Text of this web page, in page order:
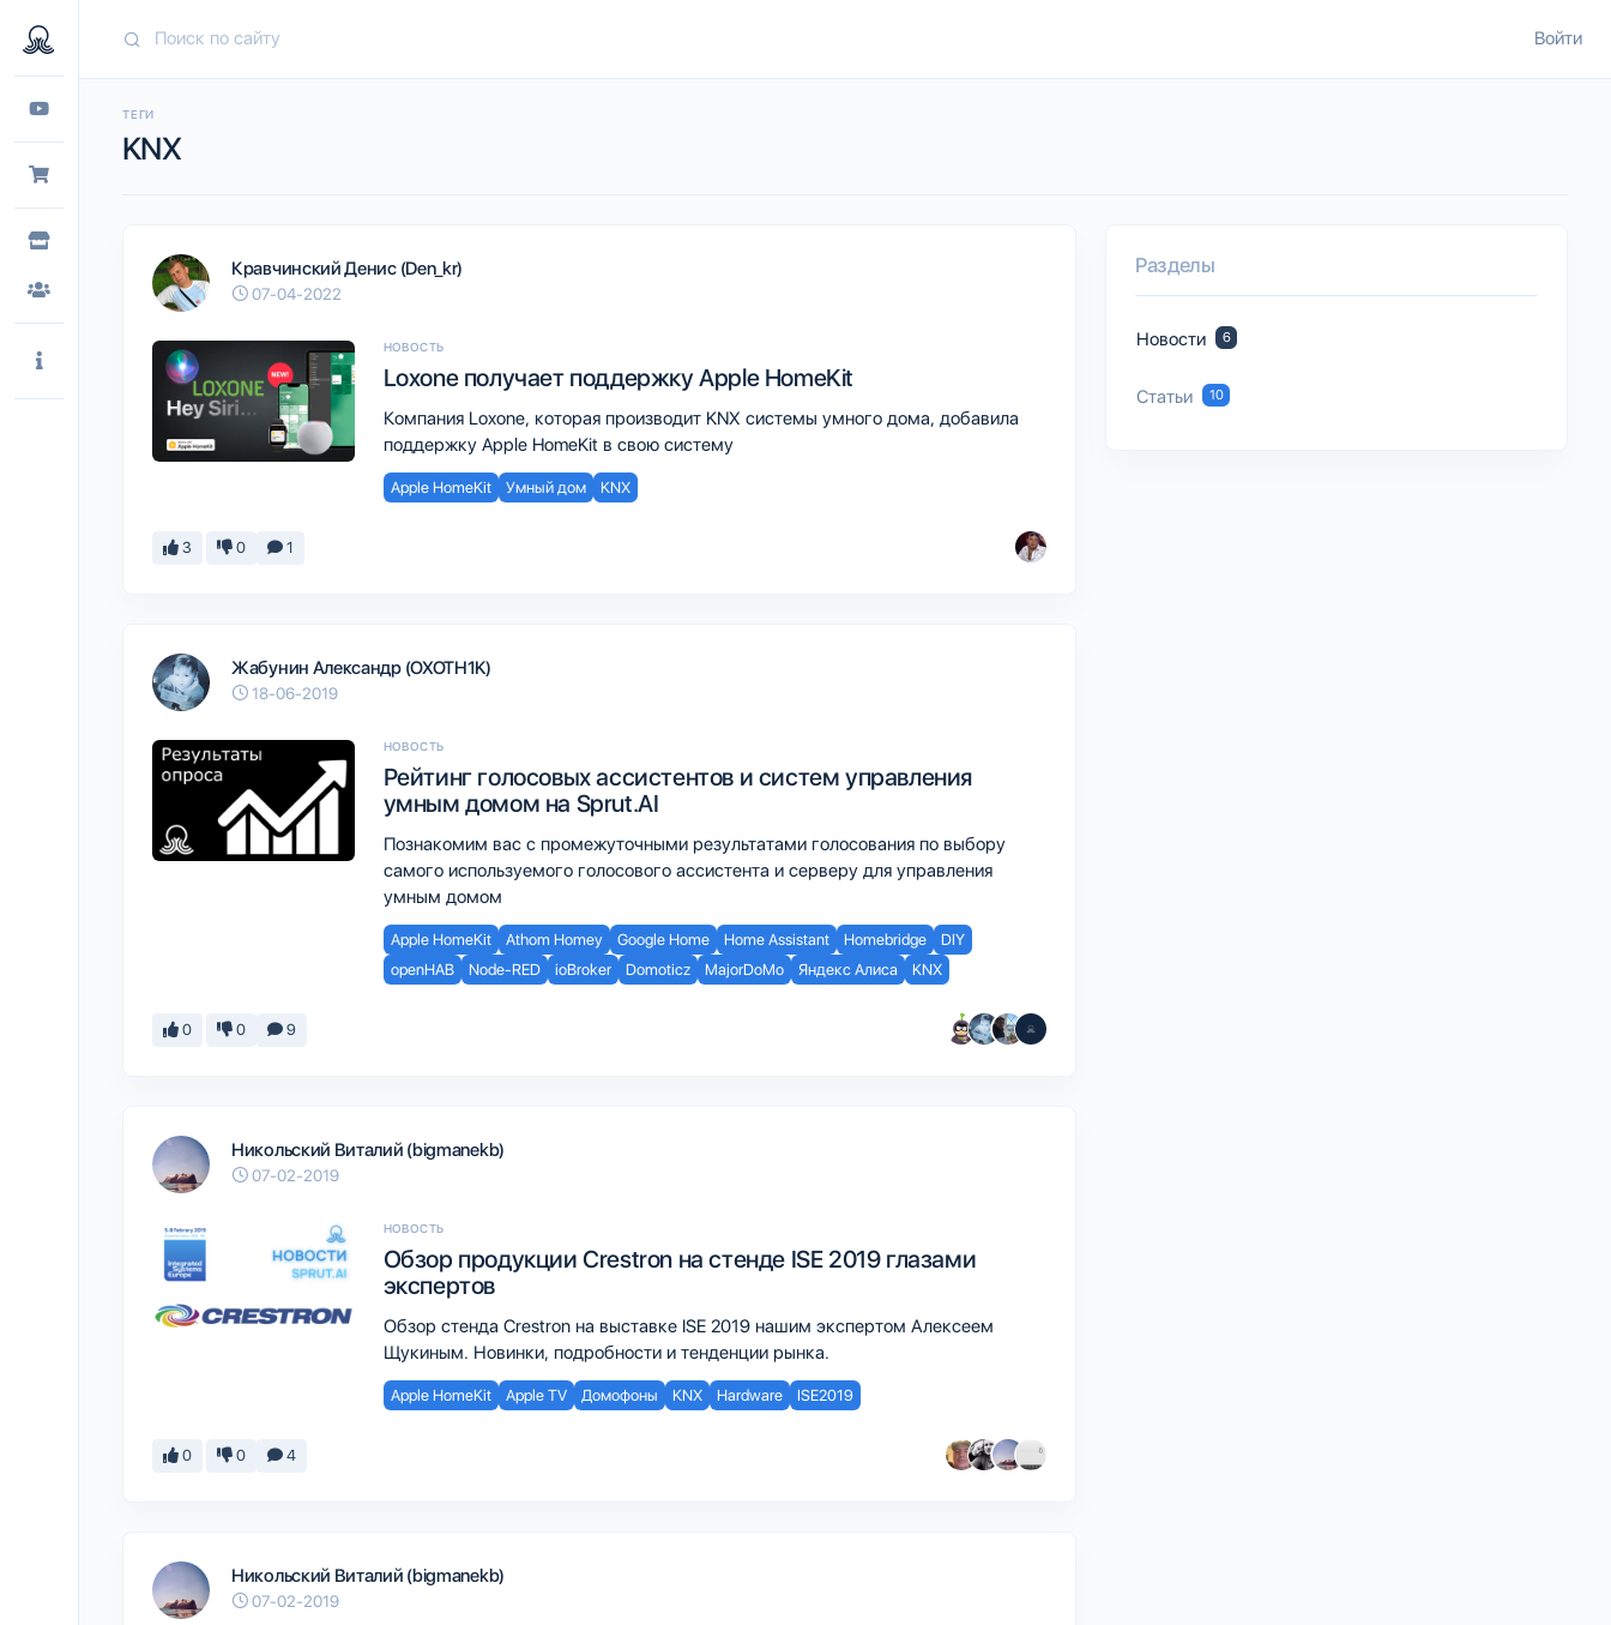
Войти
ТЕГИ
KNX
Кравчинский Денис (Den_kr)
07-04-2022
НОВОСТЬ
Loxone получает поддержку Apple HomeKit
Компания Loxone, которая производит KNX системы умного дома, добавила
поддержку Apple HomeKit в свою систему
Apple HomeKit Умный дом KNX
3 0 1
Жабунин Александр (OXOTH1K)
18-06-2019
НОВОСТЬ
Рейтинг голосовых ассистентов и систем управления
умным домом на Sprut.AI
Познакомим вас с промежуточными результатами голосования по выбору
самого используемого голосового ассистента и серверу для управления
умным домом
Apple HomeKit Athom Homey Google Home Home Assistant Homebridge
DIY
openHAB
Node-RED ioBroker Domoticz MajorDoMo Яндекс Алиса KNX
0 0 9
Никольский Виталий (bigmanekb)
07-02-2019
НОВОСТЬ
Обзор продукции Crestron на стенде ISE 2019 глазами
экспертов
Обзор стенда Crestron на выставке ISE 2019 нашим экспертом Алексеем
Щукиным. Новинки, подробности и тенденции рынка.
Apple HomeKit Apple TV Домофоны KNX Hardware ISE2019
0 0 4
Никольский Виталий (bigmanekb)
07-02-2019
Разделы
Новости 6
Статьи 10